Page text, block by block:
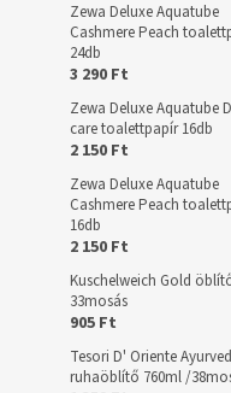
Zewa Deluxe Aquatube
Cashmere Peach
24db
3 290 Ft
Zewa Deluxe Aquatube
care toalettpapír 16db
2 150 Ft
Zewa Deluxe Aquatube
Cashmere Peach
16db
2 150 Ft
Kuschelweich Gold
33mosás
905 Ft
Tesori D' Oriente
ruhaöblítő 760ml /